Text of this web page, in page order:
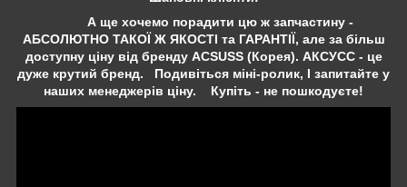
А ще хочемо порадити цю ж запчастину -
АБСОЛЮТНО ТАКОЇ Ж ЯКОСТІ та ГАРАНТІЇ, але за більш
доступну ціну від бренду ACSUSS (Корея). АКСУСС - це
дуже крутий бренд. Подивіться міні-ролик, І запитайте у
наших менеджерів ціну. Купіть - не пошкодуєте!